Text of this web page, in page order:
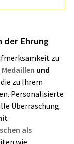
der Ehrung
zu
Medaillen und
zu Ihrem
Personalisierte
Überraschung.
als
wie